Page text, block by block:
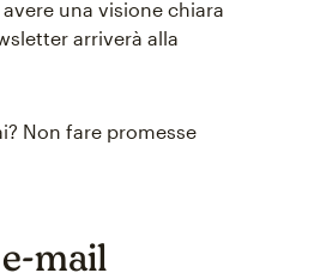
una visione chiara
arriverà alla
Non fare promesse
mail